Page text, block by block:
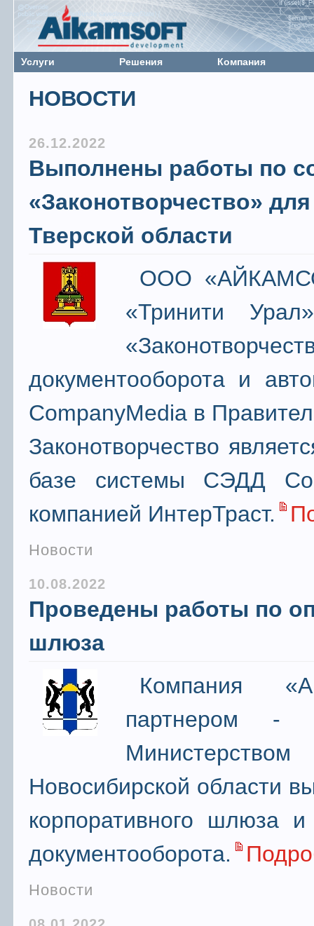
Услуги Решения Компания
НОВОСТИ
26.12.2022
Выполнены работы по
«Законотворчество»
Тверской области
ООО
«Тринити
документооборота и
CompanyMedia в
Законотворчество
базе системы СЭДД
компанией ИнтерТраст.
Новости
10.08.2022
Проведены работы по
шлюза
Компания
партнером -
Новосибирской области
корпоративного шлюза и
документооборота.
Новости